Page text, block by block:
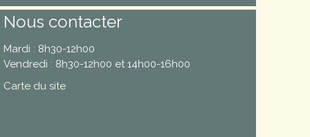
Nous contacter
Mardi : 8h30-12h00
Vendredi : 8h30-12h00 et 14h00-16h00
Carte du site